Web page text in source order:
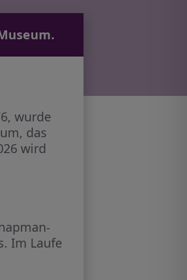
wurde
das
wird
Im Laufe